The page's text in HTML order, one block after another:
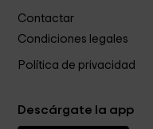
Contactar
Condiciones legales
Política de privacidad
Descárgate la app